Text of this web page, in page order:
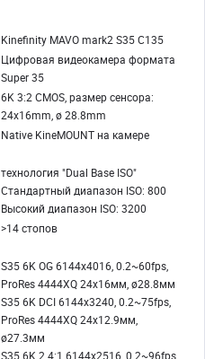
Kinefinity MAVO mark2 S35 C135
Цифровая видеокамера формата
Super 35
6K 3:2 CMOS, размер сенсора:
24x16mm, ø 28.8mm
Native KineMOUNT на камере
технология "Dual Base ISO"
Стандартный диапазон ISO: 800
Высокий диапазон ISO: 3200
>14 стопов
S35 6K OG 6144x4016, 0.2~60fps,
ProRes 4444XQ 24x16мм, ø28.8мм
S35 6K DCI 6144x3240, 0.2~75fps,
ProRes 4444XQ 24x12.9мм,
ø27.3мм
S35 6K 2.4:1 6144x2516, 0.2~96fps,